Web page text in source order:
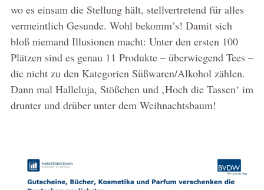
wo es einsam die Stellung hält, stellvertretend für alles
vermeintlich Gesunde. Wohl bekomm’s! Damit sich
bloß niemand Illusionen macht: Unter den ersten 100
Plätzen sind es genau 11 Produkte – überwiegend Tees –
die nicht zu den Kategorien Süßwaren/Alkohol zählen.
Dann mal Halleluja, Stößchen und ‚Hoch die Tassen‘ im
drunter und drüber unter dem Weihnachtsbaum!